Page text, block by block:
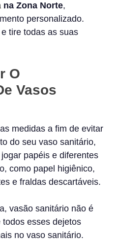
na Zona Norte,
personalizado.
tire todas as suas
O
Vasos
medidas a fim de evitar
do seu vaso sanitário,
papéis e diferentes
como papel higiênico,
e fraldas descartáveis.
vasão sanitário não é
esses dejetos
no vaso sanitário.